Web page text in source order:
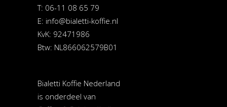
T: 06-11 08 65 79
E: info@bialetti-koffie.nl
KvK: 92471986
Btw: NL866062579B01
Bialetti Koffie Nederland
is onderdeel van